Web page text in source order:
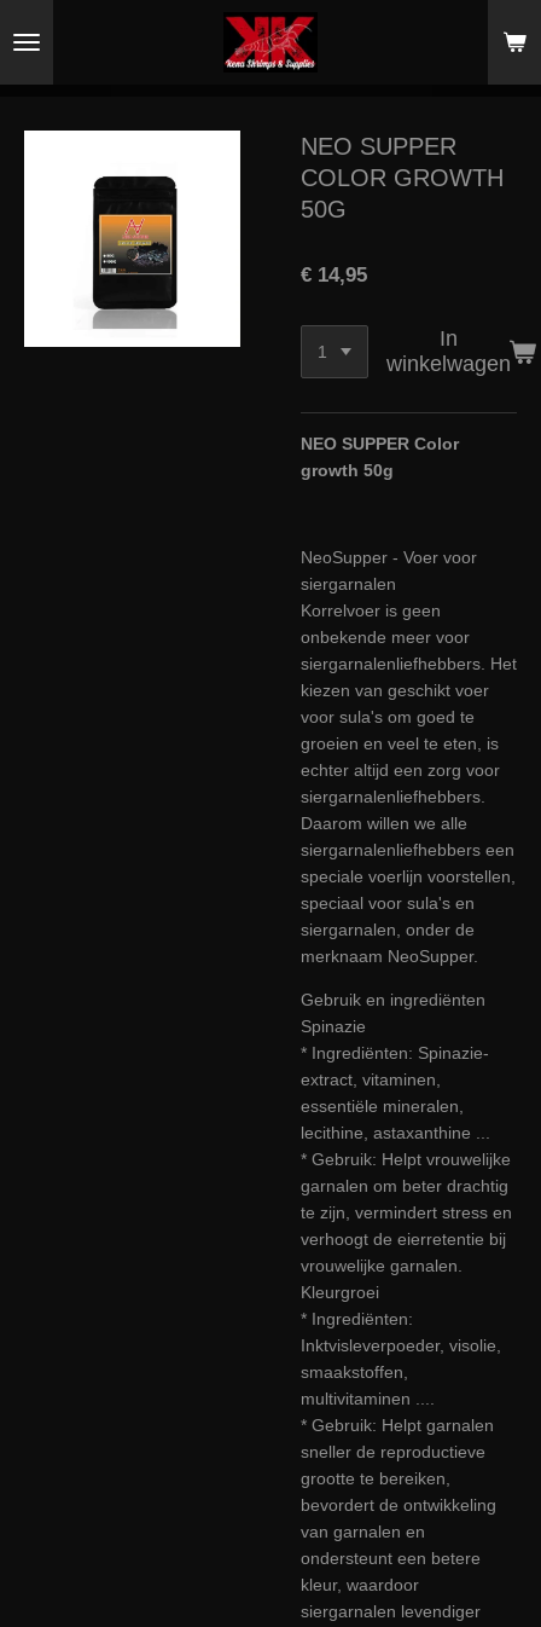
direct
hoofdinhoud
NEO SUPPER
COLOR GROWTH
50G
€ 14,95
In
winkelwagen
NEO SUPPER Color
growth 50g
NeoSupper - Voer voor
siergarnalen
Korrelvoer is geen
onbekende meer voor
siergarnalenliefhebbers. Het
kiezen van geschikt voer
voor sula's om goed te
groeien en veel te eten, is
echter altijd een zorg voor
siergarnalenliefhebbers.
Daarom willen we alle
siergarnalenliefhebbers een
speciale voerlijn voorstellen,
speciaal voor sula's en
siergarnalen, onder de
merknaam NeoSupper.
Gebruik en ingrediënten
Spinazie
* Ingrediënten: Spinazie-
extract, vitaminen,
essentiële mineralen,
lecithine, astaxanthine ...
* Gebruik: Helpt vrouwelijke
garnalen om beter drachtig
te zijn, vermindert stress en
verhoogt de eierretentie bij
vrouwelijke garnalen.
Kleurgroei
* Ingrediënten:
Inktvisleverpoeder, visolie,
smaakstoffen,
multivitaminen ....
* Gebruik: Helpt garnalen
sneller de reproductieve
grootte te bereiken,
bevordert de ontwikkeling
van garnalen en
ondersteunt een betere
kleur, waardoor
siergarnalen levendiger